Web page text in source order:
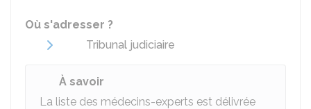
Où s'adresser ?
Tribunal judiciaire
À savoir
La liste des médecins-experts est délivrée